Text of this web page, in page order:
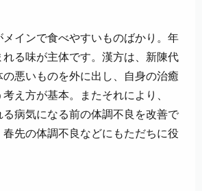
インで食べやすいものばかり。年
る味が主体です。漢方は、新陳代
悪いものを外に出し、自身の治癒
え方が基本。またそれにより、
る病気になる前の体調不良を改善で
先の体調不良などにもただちに役